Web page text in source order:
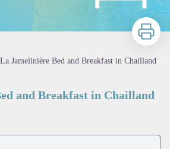
Zu
La Jamelinière Bed and Breakfast in Chailland
and Breakfast in Chailland